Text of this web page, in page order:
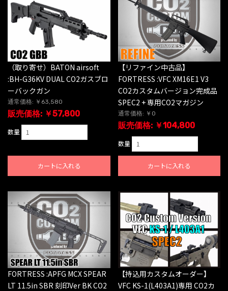
（取り寄せ）BATON airsoft
:BH-G36KV DUAL CO2ガスブロ
ーバックガン
通常価格: ￥63,580
販売価格: ￥57,800
数量
カートに入れる
【リファイン中古品】
FORTRESS :VFC XM16E1 V3
CO2カスタムバージョン完成品
SPEC2 + 専用CO2マガジン
通常価格: ￥0
販売価格: ￥104,800
数量
カートに入れる
FORTRESS :APFG MCX SPEAR
LT 11.5in SBR 刻印Ver BK CO2
【持込用カスタムオーダー】
VFC KS-1(L403A1)専用 CO2カ